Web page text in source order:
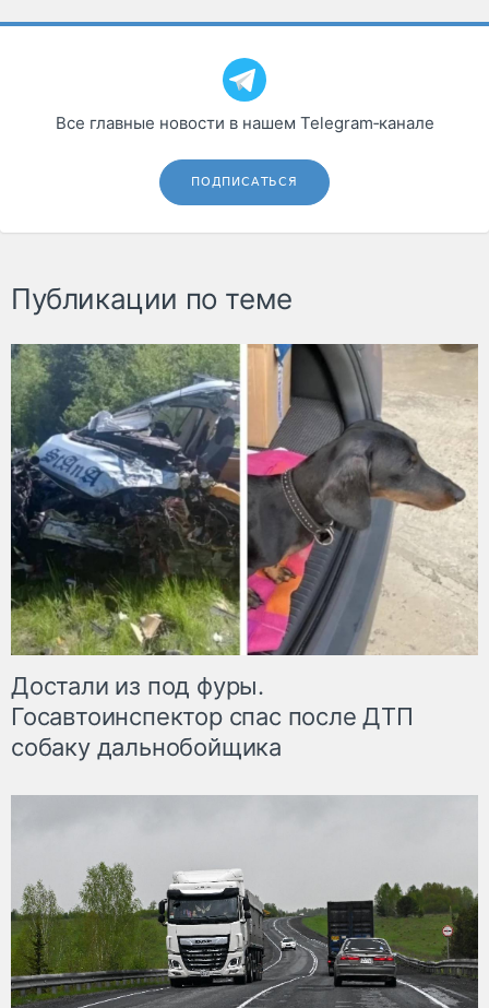
Все главные новости в нашем Telegram‑канале
ПОДПИСАТЬСЯ
Публикации по теме
Достали из под фуры.
Госавтоинспектор спас после ДТП
собаку дальнобойщика